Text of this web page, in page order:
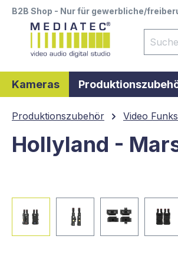
Zur Hauptnavigation
B2B Shop - Nur für gewerbliche/
Kameras
Produktionszubehör Video
Hollyland -